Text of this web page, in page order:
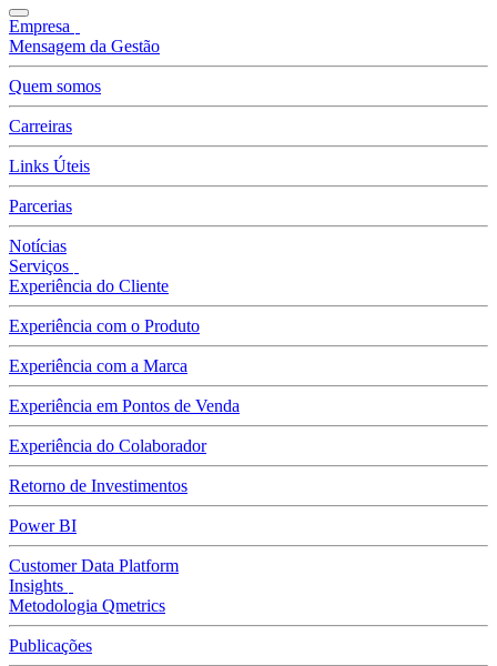
Empresa
Mensagem da Gestão
Quem somos
Carreiras
Links Úteis
Parcerias
Notícias
Serviços
Experiência do Cliente
Experiência com o Produto
Experiência com a Marca
Experiência em Pontos de Venda
Experiência do Colaborador
Retorno de Investimentos
Power BI
Customer Data Platform
Insights
Metodologia Qmetrics
Publicações